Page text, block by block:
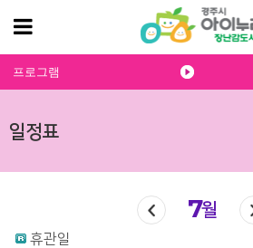
일정표
프로그램
7
월
휴관일